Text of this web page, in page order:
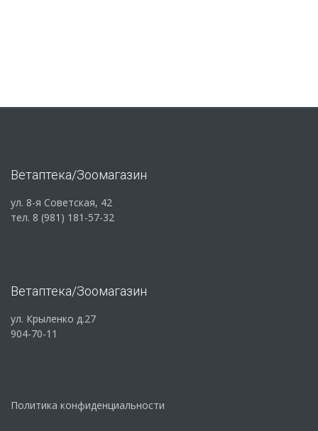
Ветаптека/Зоомагазин
ул. 8-я Советская, 42
тел. 8 (981) 181-57-32
Ветаптека/Зоомагазин
ул. Крыленко д.27
904-70-11
Политика конфиденциальности